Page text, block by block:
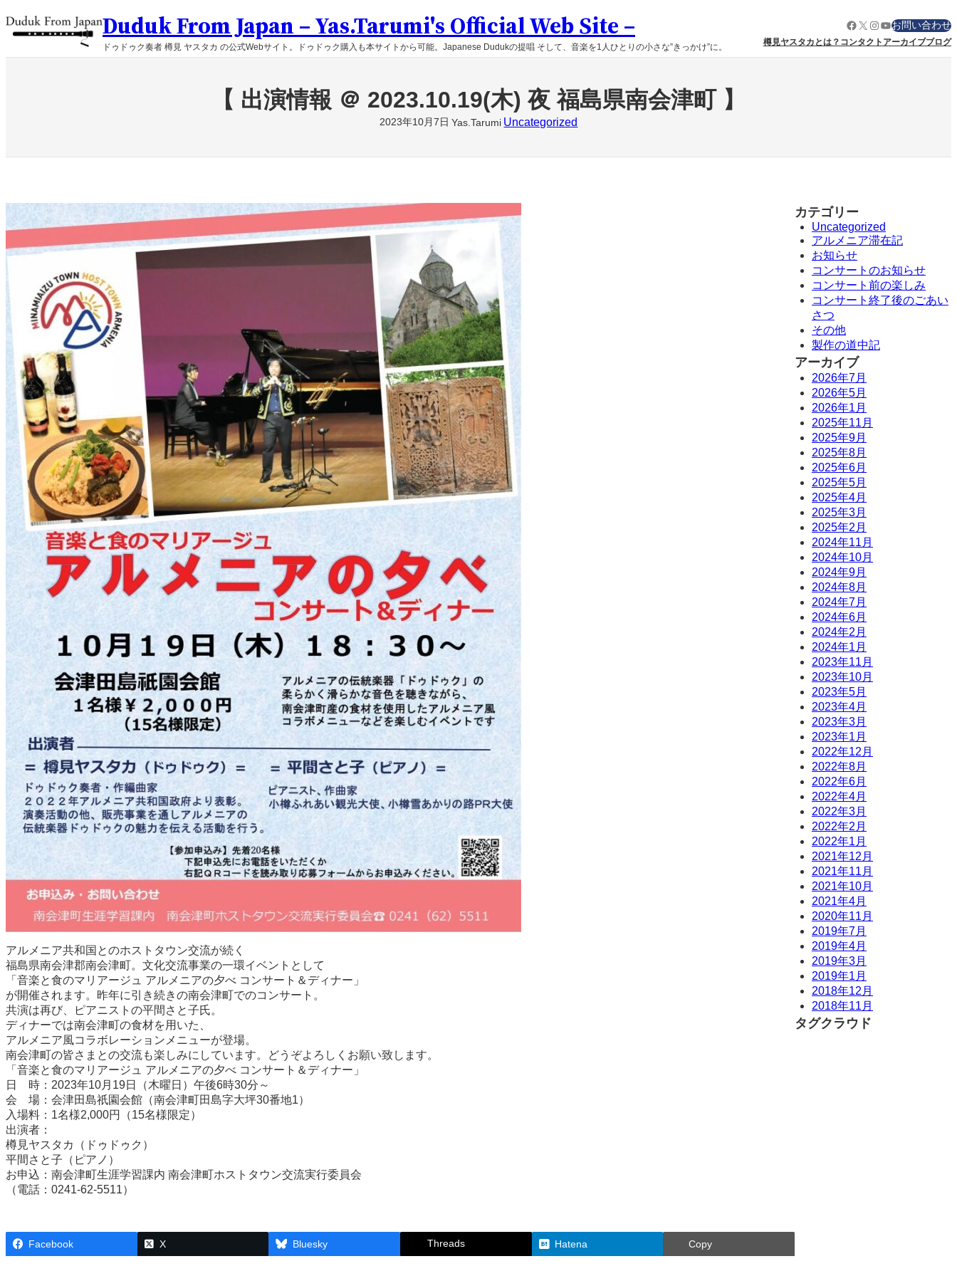
容
ス
Duduk From Japan – Yas.Tarumi's Official Web Site –
ドゥドゥク奏者 樽見 ヤスタカ の公式Webサイト。ドゥドゥク購入も本サイトから可能。Japanese Dudukの提唱 そして、音楽を1人ひとりの小さな”きっかけ”に。
Facebook
X Instagram
YouTube
お問い合わせ
樽見ヤスタカとは？ コンタクト アーカイブブログ
【 出演情報 ＠ 2023.10.19(木) 夜 福島県南会津町 】
2023年10月7日 Yas.Tarumi Uncategorized
アルメニア共和国とのホストタウン交流が続く
福島県南会津郡南会津町。文化交流事業の一環イベントとして
「音楽と食のマリアージュ アルメニアの夕べ コンサート＆ディナー」
が開催されます。昨年に引き続きの南会津町でのコンサート。
共演は再び、ピアニストの平間さと子氏。
ディナーでは南会津町の食材を用いた、
アルメニア風コラボレーションメニューが登場。
南会津町の皆さまとの交流も楽しみにしています。どうぞよろしくお願い致します。
「音楽と食のマリアージュ アルメニアの夕べ コンサート＆ディナー」
日 時：2023年10月19日（木曜日）午後6時30分～
会 場：会津田島祇園会館（南会津町田島字大坪30番地1）
入場料：1名様2,000円（15名様限定）
出演者：
樽見ヤスタカ（ドゥドゥク）
平間さと子（ピアノ）
お申込：南会津町生涯学習課内 南会津町ホストタウン交流実行委員会
（電話：0241-62-5511）
Facebook X Bluesky Threads Hatena Copy
カテゴリー
Uncategorized
アルメニア滞在記
お知らせ
コンサートのお知らせ
コンサート前の楽しみ
コンサート終了後のごあい
さつ
その他
製作の道中記
アーカイブ
2026年7月
2026年5月
2026年1月
2025年11月
2025年9月
2025年8月
2025年6月
2025年5月
2025年4月
2025年3月
2025年2月
2024年11月
2024年10月
2024年9月
2024年8月
2024年7月
2024年6月
2024年2月
2024年1月
2023年11月
2023年10月
2023年5月
2023年4月
2023年3月
2023年1月
2022年12月
2022年8月
2022年6月
2022年4月
2022年3月
2022年2月
2022年1月
2021年12月
2021年11月
2021年10月
2021年4月
2020年11月
2019年7月
2019年4月
2019年3月
2019年1月
2018年12月
2018年11月
タグクラウド